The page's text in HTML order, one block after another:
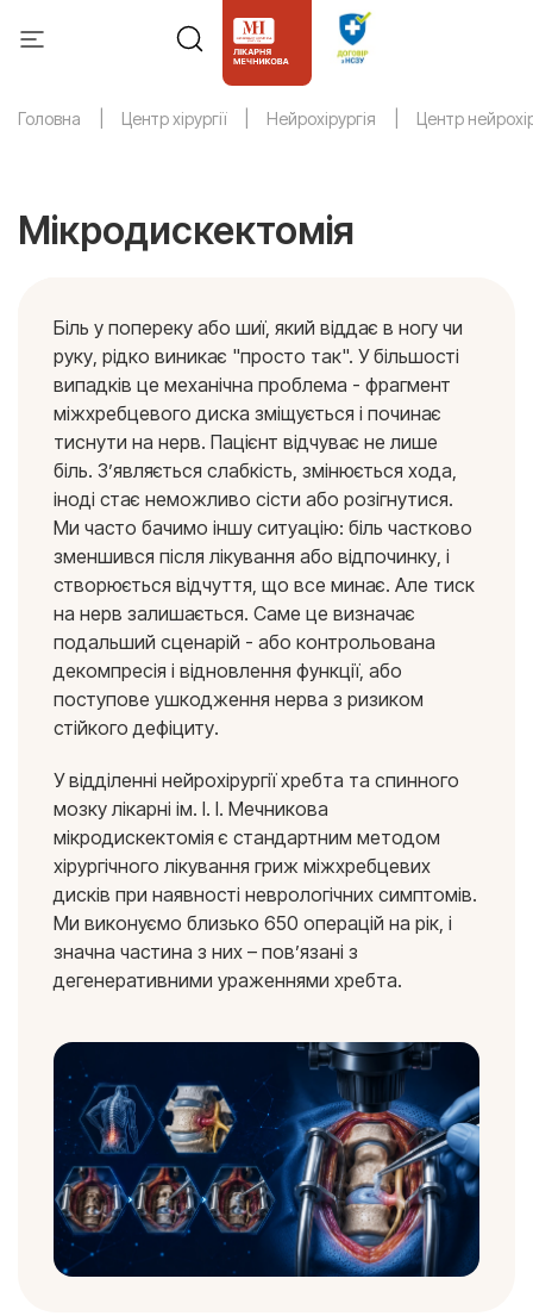
Головна Центр хірургії Нейрохірургія Центр
Мікродискектомія
Біль у попереку або шиї, який віддає в ногу чи
руку, рідко виникає "просто так". У більшості
випадків це механічна проблема - фрагмент
міжхребцевого диска зміщується і починає
тиснути на нерв. Пацієнт відчуває не лише
біль. З’являється слабкість, змінюється хода,
іноді стає неможливо сісти або розігнутися.
Ми часто бачимо іншу ситуацію: біль частково
зменшився після лікування або відпочинку, і
створюється відчуття, що все минає. Але тиск
на нерв залишається. Саме це визначає
подальший сценарій - або контрольована
декомпресія і відновлення функції, або
поступове ушкодження нерва з ризиком
стійкого дефіциту.
У відділенні нейрохірургії хребта та спинного
мозку лікарні ім. І. І. Мечникова
мікродискектомія є стандартним методом
хірургічного лікування гриж міжхребцевих
дисків при наявності неврологічних симптомів.
Ми виконуємо близько 650 операцій на рік, і
значна частина з них – пов’язані з
дегенеративними ураженнями хребта.